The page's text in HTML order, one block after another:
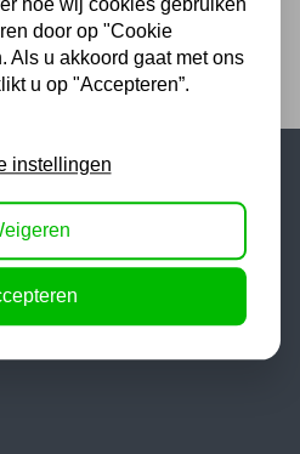
hoe wij cookies gebruiken
door op "Cookie
Als u akkoord gaat met ons
u op "Accepteren”.
instellingen